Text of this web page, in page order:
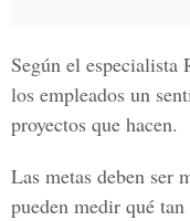
Según el especialista
los empleados un
proyectos que hacen.
Las metas deben ser
pueden medir qué